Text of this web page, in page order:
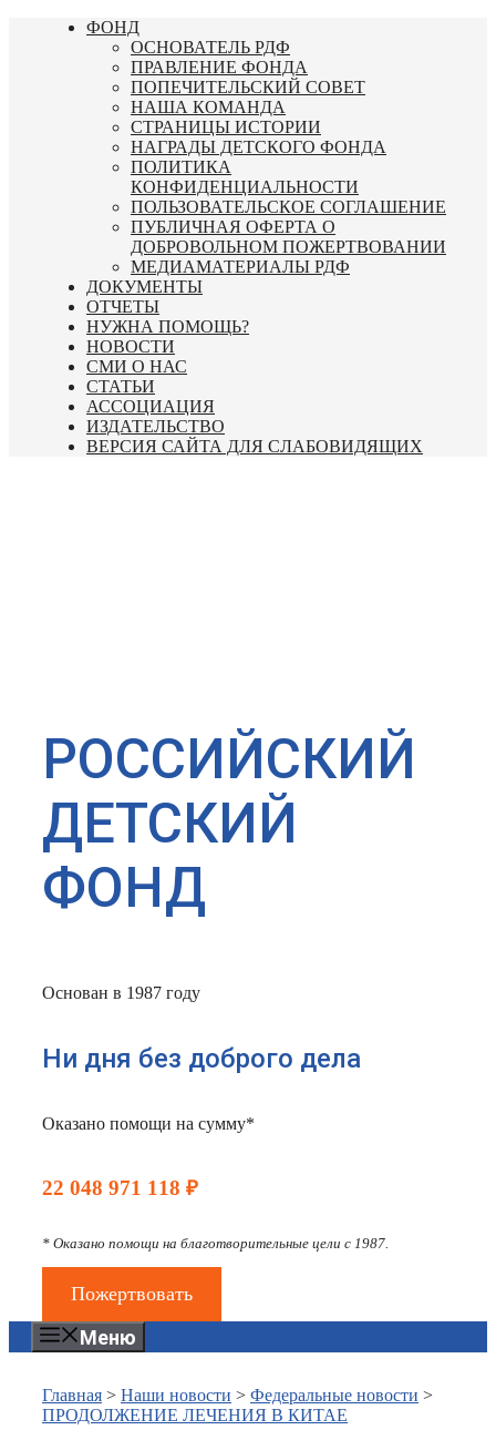
Перейти
ФОНД
ОСНОВАТЕЛЬ РДФ
ПРАВЛЕНИЕ ФОНДА
ПОПЕЧИТЕЛЬСКИЙ СОВЕТ
НАША КОМАНДА
СТРАНИЦЫ ИСТОРИИ
НАГРАДЫ ДЕТСКОГО ФОНДА
ПОЛИТИКА
КОНФИДЕНЦИАЛЬНОСТИ
ПОЛЬЗОВАТЕЛЬСКОЕ СОГЛАШЕНИЕ
ПУБЛИЧНАЯ ОФЕРТА О
ДОБРОВОЛЬНОМ ПОЖЕРТВОВАНИИ
МЕДИАМАТЕРИАЛЫ РДФ
ДОКУМЕНТЫ
ОТЧЕТЫ
НУЖНА ПОМОЩЬ?
НОВОСТИ
СМИ О НАС
СТАТЬИ
АССОЦИАЦИЯ
ИЗДАТЕЛЬСТВО
ВЕРСИЯ САЙТА ДЛЯ СЛАБОВИДЯЩИХ
РОССИЙСКИЙ
ДЕТСКИЙ
ФОНД
Основан в 1987 году
Ни дня без доброго дела
Оказано помощи на сумму*
22 048 971 118 ₽
* Оказано помощи на благотворительные цели с 1987.
Пожертвовать
Меню
Главная > Наши новости > Федеральные новости >
ПРОДОЛЖЕНИЕ ЛЕЧЕНИЯ В КИТАЕ